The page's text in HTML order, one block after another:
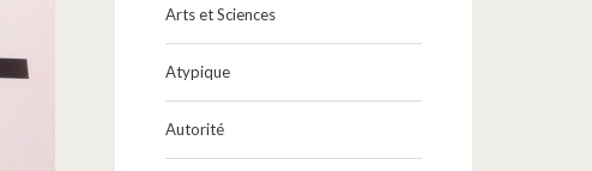
Arts et Sciences
Atypique
Autorité